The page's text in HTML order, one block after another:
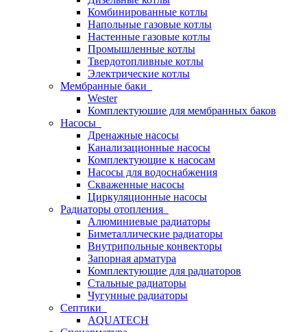
Комбинированные котлы
Напольные газовые котлы
Настенные газовые котлы
Промышленные котлы
Твердотопливные котлы
Электрические котлы
Мембранные баки
Wester
Комплектуюшие для мембранных баков
Насосы
Дренажные насосы
Канализационные насосы
Комплектующие к насосам
Насосы для водоснабжения
Скваженные насосы
Циркуляционные насосы
Радиаторы отопления
Алюминиевые радиаторы
Биметаллические радиаторы
Внутрипольные конвекторы
Запорная арматура
Комплектующие для радиаторов
Стальные радиаторы
Чугунные радиаторы
Септики
AQUATECH